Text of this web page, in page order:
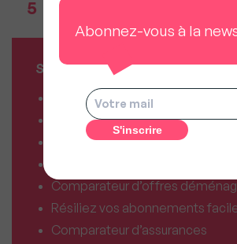
5
SERVICES MY SWEET'IMMO
Combien vaut mon bien ?
Combien puis-je emprunter ?
Comparateur de forfaits mobile
Comparateur d’offres
Résiliez vos abonnements
Comparateur d’assurances
Abonnez-vous à la